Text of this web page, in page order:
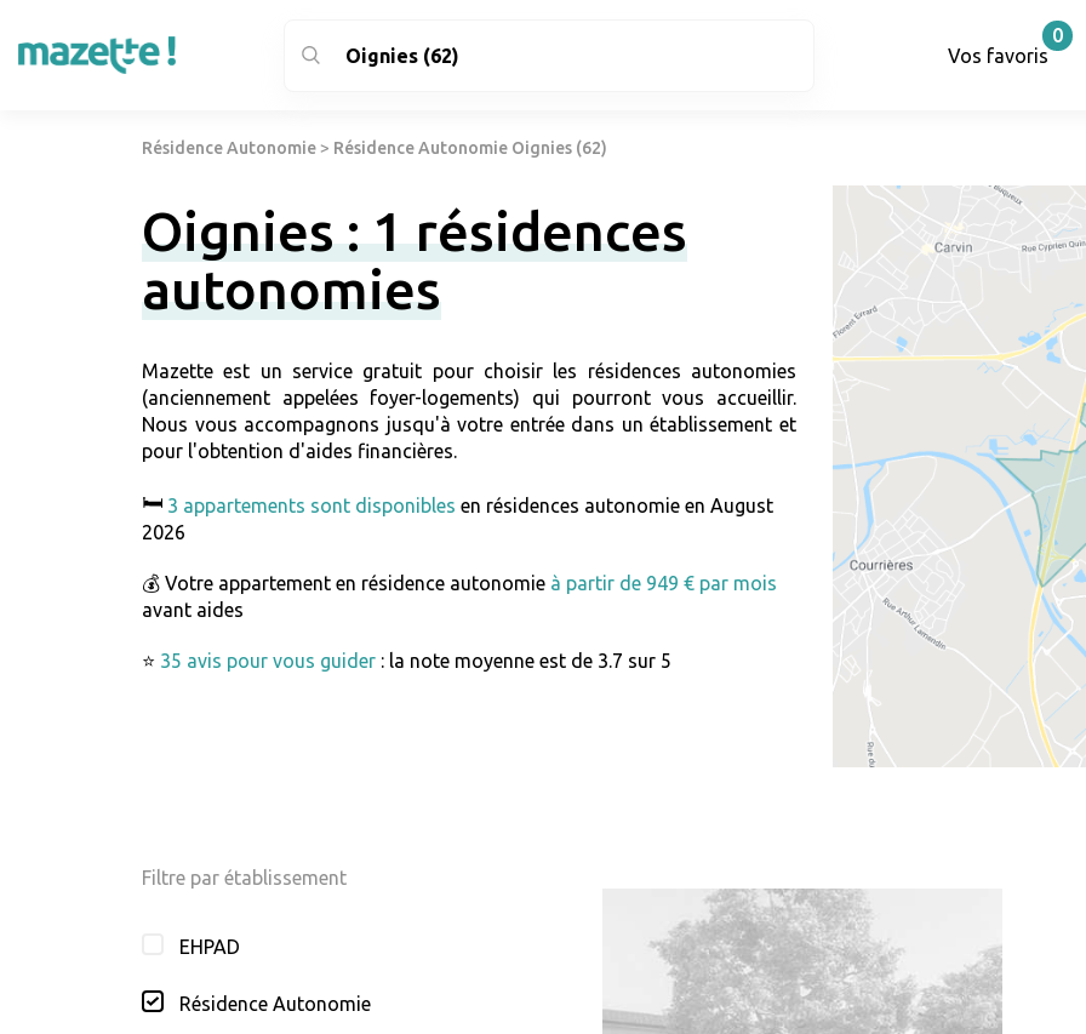
Vos favoris
0
Résidence Autonomie > Résidence Autonomie Oignies (62)
Oignies : 1 résidences
autonomies
Mazette est un service gratuit pour choisir les résidences autonomies
(anciennement appelées foyer-logements) qui pourront vous accueillir.
Nous vous accompagnons jusqu'à votre entrée dans un établissement et
pour l'obtention d'aides financières.
🛏️ 3 appartements sont disponibles en résidences autonomie en August
2026
💰 Votre appartement en résidence autonomie à partir de 949 € par mois
avant aides
⭐ 35 avis pour vous guider : la note moyenne est de 3.7 sur 5
Filtre par établissement
EHPAD
Résidence Autonomie